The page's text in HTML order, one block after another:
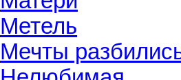
Метель
Мечты